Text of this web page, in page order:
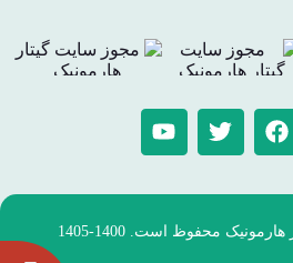
محفوظ است. 1400-1405